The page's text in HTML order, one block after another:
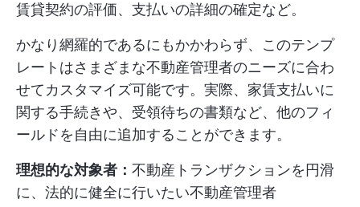
賃貸契約の評価、支払いの詳細の確定など。
かなり網羅的であるにもかかわらず、このテンプ
レートはさまざまな不動産管理者のニーズに合わ
せてカスタマイズ可能です。実際、家賃支払いに
関する手続きや、受領待ちの書類など、他のフィ
ールドを自由に追加することができます。
理想的な対象者： 不動産トランザクションを円滑
に、法的に健全に行いたい不動産管理者